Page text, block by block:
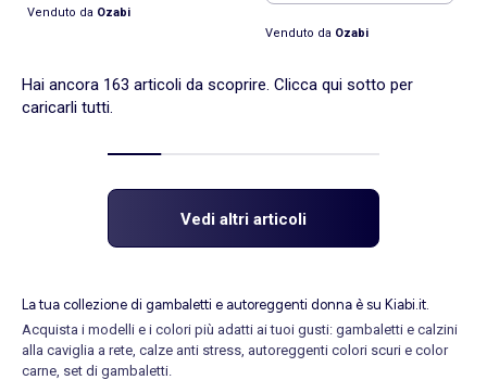
Venduto da Ozabi
Venduto da Ozabi
Hai ancora 163 articoli da scoprire. Clicca qui sotto per
caricarli tutti.
Vedi altri articoli
La tua collezione di gambaletti e autoreggenti donna è su Kiabi.it.
Acquista i modelli e i colori più adatti ai tuoi gusti: gambaletti e calzini
alla caviglia a rete, calze anti stress, autoreggenti colori scuri e color
carne, set di gambaletti.